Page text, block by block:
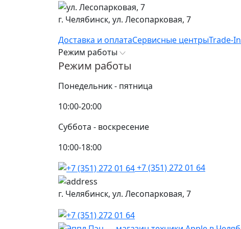
г. Челябинск, ул. Лесопарковая, 7
Доставка и оплатаСервисные центрыTrade-In
Режим работы
Режим работы
Понедельник - пятница
10:00-20:00
Суббота - воскресение
10:00-18:00
+7 (351) 272 01 64
г. Челябинск, ул. Лесопарковая, 7